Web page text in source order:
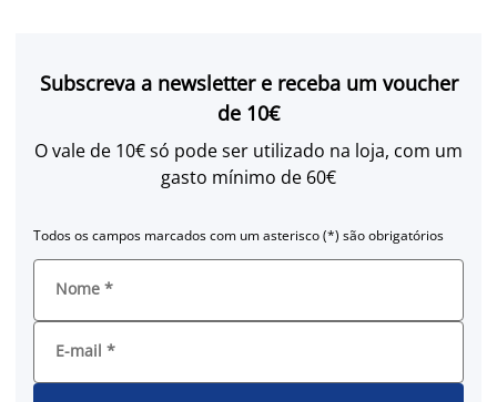
Subscreva a newsletter e receba um voucher
de 10€
O vale de 10€ só pode ser utilizado na loja, com um
gasto mínimo de 60€
Todos os campos marcados com um asterisco (*) são obrigatórios
Nome *
E-mail *